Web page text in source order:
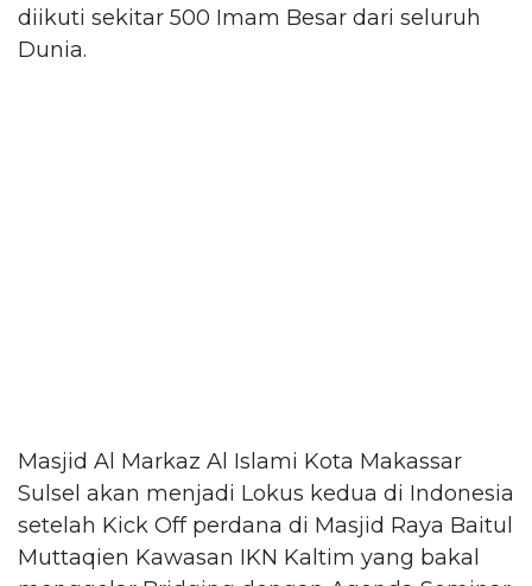
diikuti sekitar 500 Imam Besar dari seluruh
Dunia.
Masjid Al Markaz Al Islami Kota Makassar
Sulsel akan menjadi Lokus kedua di Indonesia
setelah Kick Off perdana di Masjid Raya Baitul
Muttaqien Kawasan IKN Kaltim yang bakal